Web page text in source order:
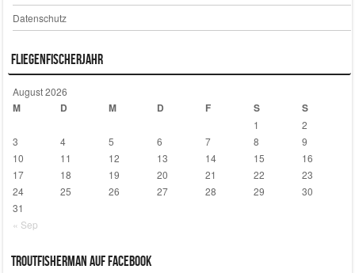
Datenschutz
Fliegenfischerjahr
August 2026
M D M D F S S
« Sep
1
2
3
4 5 6 7 8
9
10
11 12 13 14 15
16
17
18 19 20 21 22
23
24
25 26 27 28 29
30
31
Troutfisherman auf Facebook